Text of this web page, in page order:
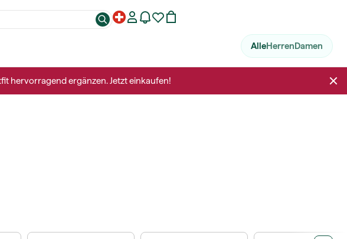
AlleHerrenDamen
hervorragend ergänzen. Jetzt einkaufen!